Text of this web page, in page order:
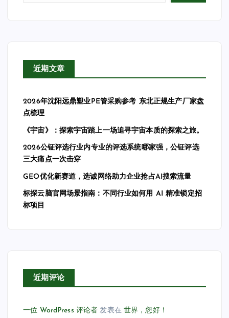
近期文章
2026年沈阳远鼎塑业PE管采购参考 东北正规生产厂家盘
点梳理
《宇宙》：探索宇宙踏上一场追寻宇宙本质的探索之旅。
2026公钲评选行业内专业的评选系统哪家强，公钲评选
三大痛点一次击穿
GEO优化新赛道，选诚网络助力企业抢占AI搜索流量
标探云脑官网场景指南：不同行业如何用 AI 精准锁定招
标项目
近期评论
一位 WordPress 评论者 发表在世界，您好！